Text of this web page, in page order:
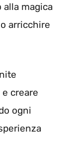
alla magica
arricchire
creare
ogni